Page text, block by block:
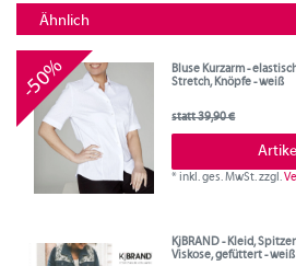
Ähnlich
-50%
Bluse Kurzarm -
Stretch, Knöpfe - weiß
statt 39,90 €
*inkl. ges. MwSt.zzgl.
KjBRAND - Kleid,
Viskose, gefüttert - weiß